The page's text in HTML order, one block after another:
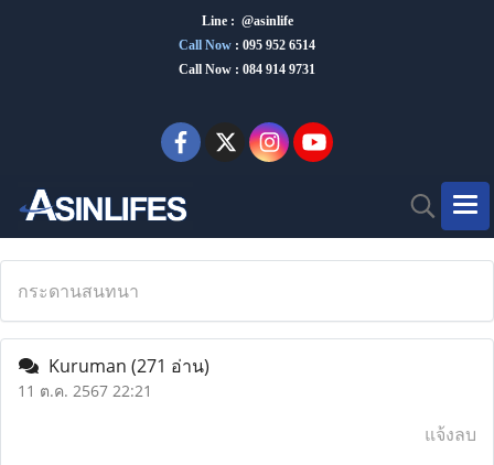
Line : @asinlife
Call Now : 095 952 6514
Call Now : 084 914 9731
กระดานสนทนา
Kuruman (271 อ่าน)
11 ต.ค. 2567 22:21
แจ้งลบ